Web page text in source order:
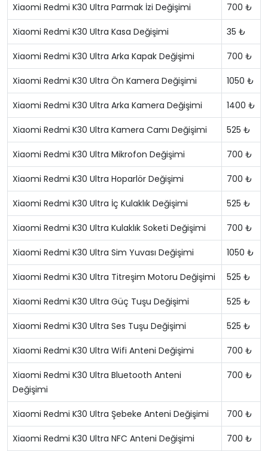
Xiaomi Redmi K30 Ultra Parmak İzi Değişimi 700 ₺
Xiaomi Redmi K30 Ultra Kasa Değişimi 35 ₺
Xiaomi Redmi K30 Ultra Arka Kapak Değişimi 700 ₺
Xiaomi Redmi K30 Ultra Ön Kamera Değişimi 1050 ₺
Xiaomi Redmi K30 Ultra Arka Kamera Değişimi 1400 ₺
Xiaomi Redmi K30 Ultra Kamera Camı Değişimi 525 ₺
Xiaomi Redmi K30 Ultra Mikrofon Değişimi 700 ₺
Xiaomi Redmi K30 Ultra Hoparlör Değişimi 700 ₺
Xiaomi Redmi K30 Ultra İç Kulaklık Değişimi 525 ₺
Xiaomi Redmi K30 Ultra Kulaklık Soketi Değişimi 700 ₺
Xiaomi Redmi K30 Ultra Sim Yuvası Değişimi 1050 ₺
Xiaomi Redmi K30 Ultra Titreşim Motoru Değişimi 525 ₺
Xiaomi Redmi K30 Ultra Güç Tuşu Değişimi 525 ₺
Xiaomi Redmi K30 Ultra Ses Tuşu Değişimi 525 ₺
Xiaomi Redmi K30 Ultra Wifi Anteni Değişimi 700 ₺
Xiaomi Redmi K30 Ultra Bluetooth Anteni
Değişimi
700 ₺
Xiaomi Redmi K30 Ultra Şebeke Anteni Değişimi 700 ₺
Xiaomi Redmi K30 Ultra NFC Anteni Değişimi 700 ₺